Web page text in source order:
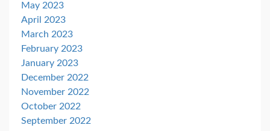
May 2023
April 2023
March 2023
February 2023
January 2023
December 2022
November 2022
October 2022
September 2022